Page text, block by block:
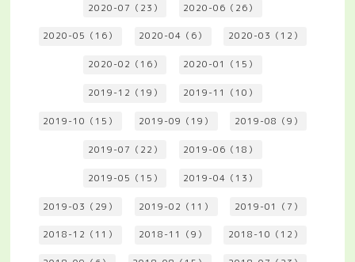
2020-07（23） 2020-06（26）
2020-05（16） 2020-04（6） 2020-03（12）
2020-02（16） 2020-01（15）
2019-12（19） 2019-11（10）
2019-10（15） 2019-09（19） 2019-08（9）
2019-07（22） 2019-06（18）
2019-05（15） 2019-04（13）
2019-03（29） 2019-02（11） 2019-01（7）
2018-12（11） 2018-11（9） 2018-10（12）